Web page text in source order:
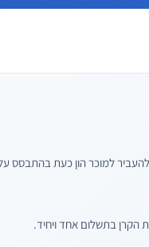
קצרת טווח (בדרך כלל עד 36 חודשים) המאפשרת להעביר
הקרן בתשלום אחד ויחיד.